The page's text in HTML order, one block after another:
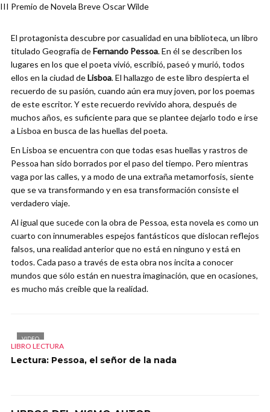
III Premio de Novela Breve Oscar Wilde
El protagonista descubre por casualidad en una biblioteca, un libro
titulado Geografía deFernando Pessoa. En él se describen los
lugares en los que el poeta vivió, escribió, paseó y murió, todos
ellos en la ciudad deLisboa. El hallazgo de este libro despierta el
recuerdo de su pasión, cuando aún era muy joven, por los poemas
de este escritor. Y este recuerdo revivido ahora, después de
muchos años, es suficiente para que se plantee dejarlo todo e irse
a Lisboa en busca de las huellas del poeta.
En Lisboa se encuentra con que todas esas huellas y rastros de
Pessoa han sido borrados por el paso del tiempo. Pero mientras
vaga por las calles, y a modo de una extraña metamorfosis, siente
que se va transformando y en esa transformación consiste el
verdadero viaje.
Al igual que sucede con la obra de Pessoa, esta novela es como un
cuarto con innumerables espejos fantásticos que dislocan reflejos
falsos, una realidad anterior que no está en ninguno y está en
todos. Cada paso a través de esta obra nos incita a conocer
mundos que sólo están en nuestra imaginación, que en ocasiones,
es mucho más creíble que la realidad.
VIDEO
LIBRO LECTURA
Lectura: Pessoa, el señor de la nada